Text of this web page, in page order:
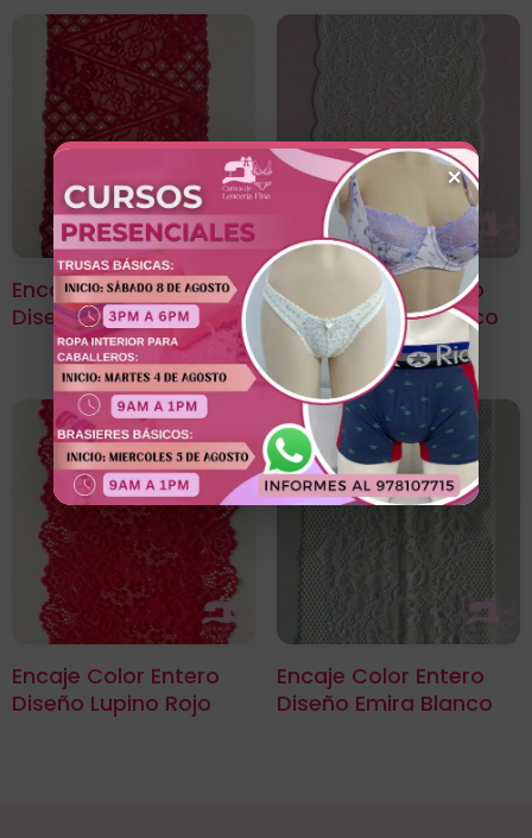
Encaje Color Entero
Diseño Aurora Rojo
Encaje Color Entero
Diseño Clavel Blanco
Encaje Color Entero
Diseño Lupino Rojo
Encaje Color Entero
Diseño Emira Blanco
×